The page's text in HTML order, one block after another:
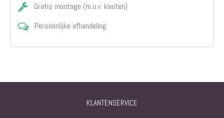
Gratis montage (m.u.v. kasten)
Persoonlijke afhandeling
KLANTENSERVICE